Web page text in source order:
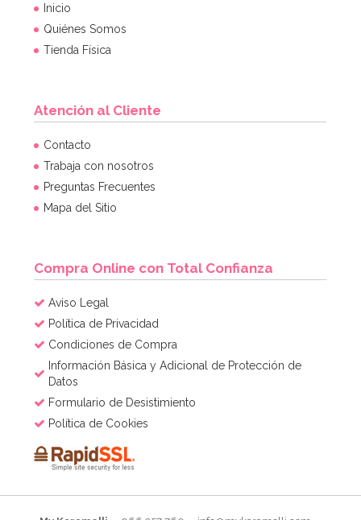
Inicio
Quiénes Somos
Tienda Física
Atención al Cliente
Contacto
Trabaja con nosotros
Preguntas Frecuentes
Mapa del Sitio
Compra Online con Total Confianza
Aviso Legal
Política de Privacidad
Condiciones de Compra
Información Básica y Adicional de Protección de
Datos
Formulario de Desistimiento
Política de Cookies